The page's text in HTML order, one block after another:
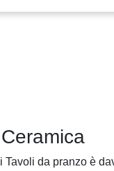
Tavoli da pranzo è